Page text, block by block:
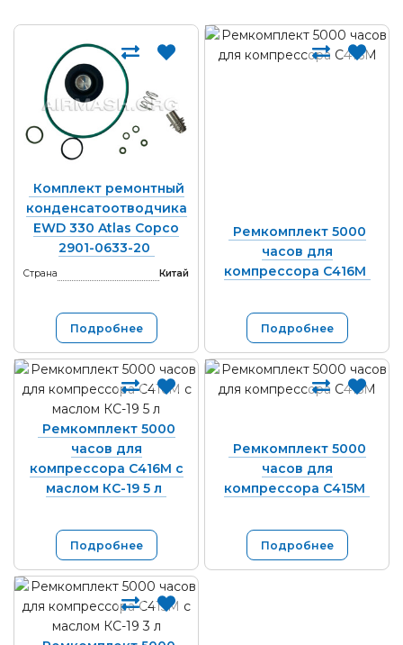
Комплект ремонтный
конденсатоотводчика
EWD 330 Atlas Copco
2901-0633-20
Страна Китай
Подробнее
Ремкомплект 5000
часов для
компрессора С416М
Подробнее
Ремкомплект 5000
часов для
компрессора С416М с
маслом КС-19 5 л
Подробнее
Ремкомплект 5000
часов для
компрессора С415М
Подробнее